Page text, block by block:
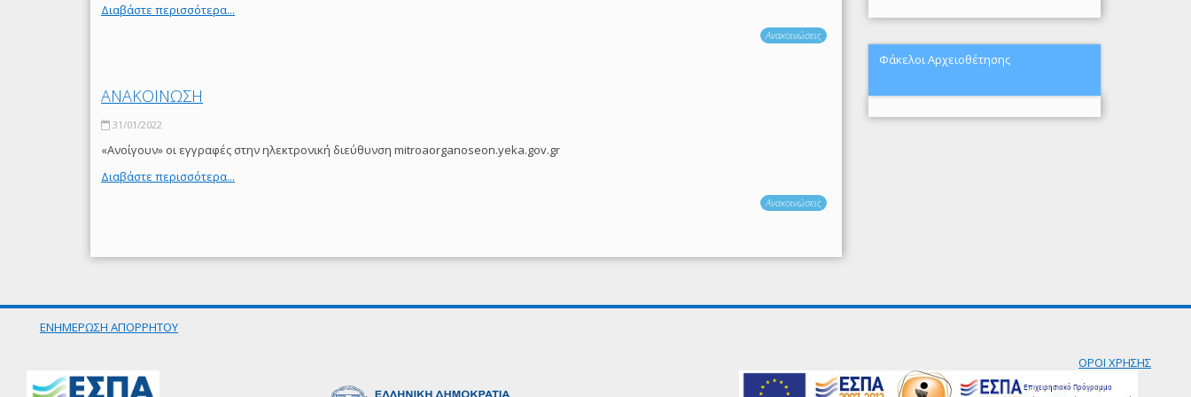
Διαβάστε περισσότερα...
Ανακοινώσεις
ΑΝΑΚΟΙΝΩΣΗ
31/01/2022
«Ανοίγουν» οι εγγραφές στην ηλεκτρονική διεύθυνση mitroaorganoseon.yeka.gov.gr
Διαβάστε περισσότερα...
Ανακοινώσεις
Φάκελοι Αρχειοθέτησης
ΕΝΗΜΕΡΩΣΗ ΑΠΟΡΡΗΤΟΥ
ΟΡΟΙ ΧΡΗΣΗΣ